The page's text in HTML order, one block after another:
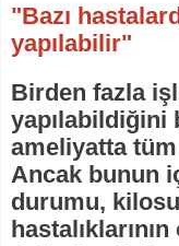
"Bazı
yapılabilir"
Birden fazla
yapılabildiğini
ameliyatta
Ancak bunun
durumu,